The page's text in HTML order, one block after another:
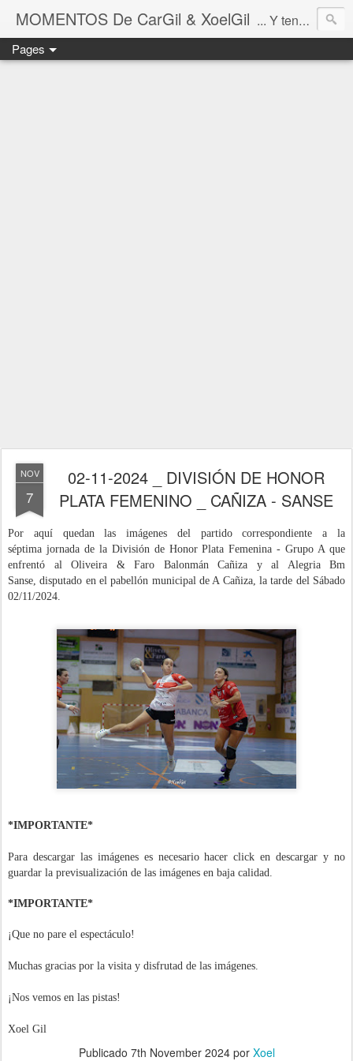
MOMENTOS De CarGil & XoelGil ... Y tengan cuidado ahí fuera, por favor.
Pages
NOV
7
02-11-2024 _ DIVISIÓN DE HONOR
PLATA FEMENINO _ CAÑIZA - SANSE
Por aquí quedan las imágenes del partido correspondiente a la
séptima jornada de la División de Honor Plata Femenina - Grupo A que
enfrentó al Oliveira & Faro Balonmán Cañiza y al Alegria Bm
Sanse,disputado en el pabellón municipal de A Cañiza, la tarde del Sábado
02/11/2024.
*IMPORTANTE*
Para descargar las imágenes es necesario hacer click en descargar y no
guardar la previsualización de las imágenes en baja calidad.
*IMPORTANTE*
¡Que no pare el espectáculo!
Muchas gracias por la visita y disfrutad de las imágenes.
¡Nos vemos en las pistas!
Xoel Gil
Publicado 7th November 2024por Xoel